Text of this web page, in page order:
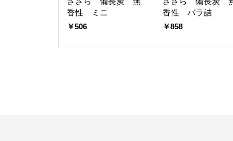
香性 ミニ
￥506
香性 バラ詰
￥858